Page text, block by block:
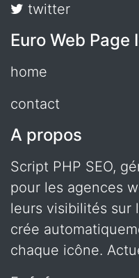
twitter
Euro Web Page
home
contact
A propos
Script PHP SEO, générateur d'icônes, idéal
pour les agences
leurs visibilités sur
crée
chaque icône.